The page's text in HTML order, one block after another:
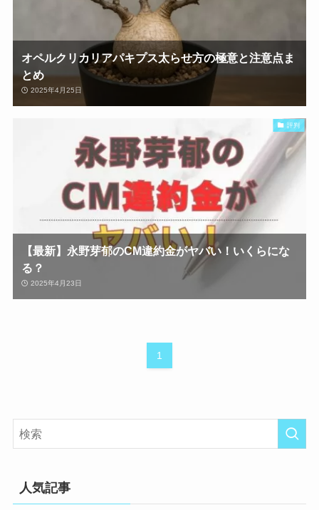
オペルクリカリアパキプス太らせ方の極意と注意点ま
とめ
2025年4月25日
評判
【最新】永野芽郁のCM違約金がヤバい！いくらにな
る？
2025年4月23日
1
人気記事